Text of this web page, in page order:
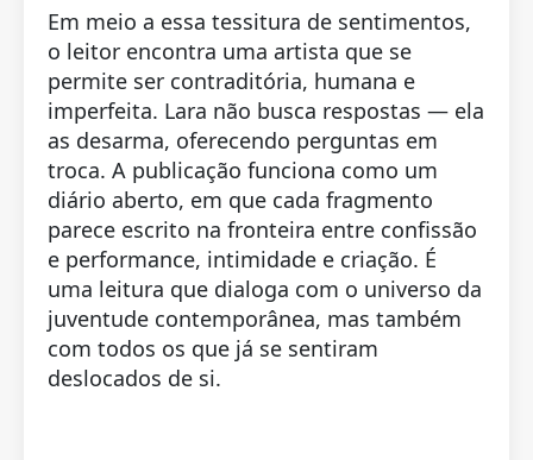
Em meio a essa tessitura de sentimentos,
o leitor encontra uma artista que se
permite ser contraditória, humana e
imperfeita. Lara não busca respostas — ela
as desarma, oferecendo perguntas em
troca. A publicação funciona como um
diário aberto, em que cada fragmento
parece escrito na fronteira entre confissão
e performance, intimidade e criação. É
uma leitura que dialoga com o universo da
juventude contemporânea, mas também
com todos os que já se sentiram
deslocados de si.